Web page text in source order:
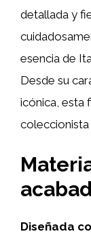
detallada y
esencia de
Desde su
icónica, esta
Diseñada